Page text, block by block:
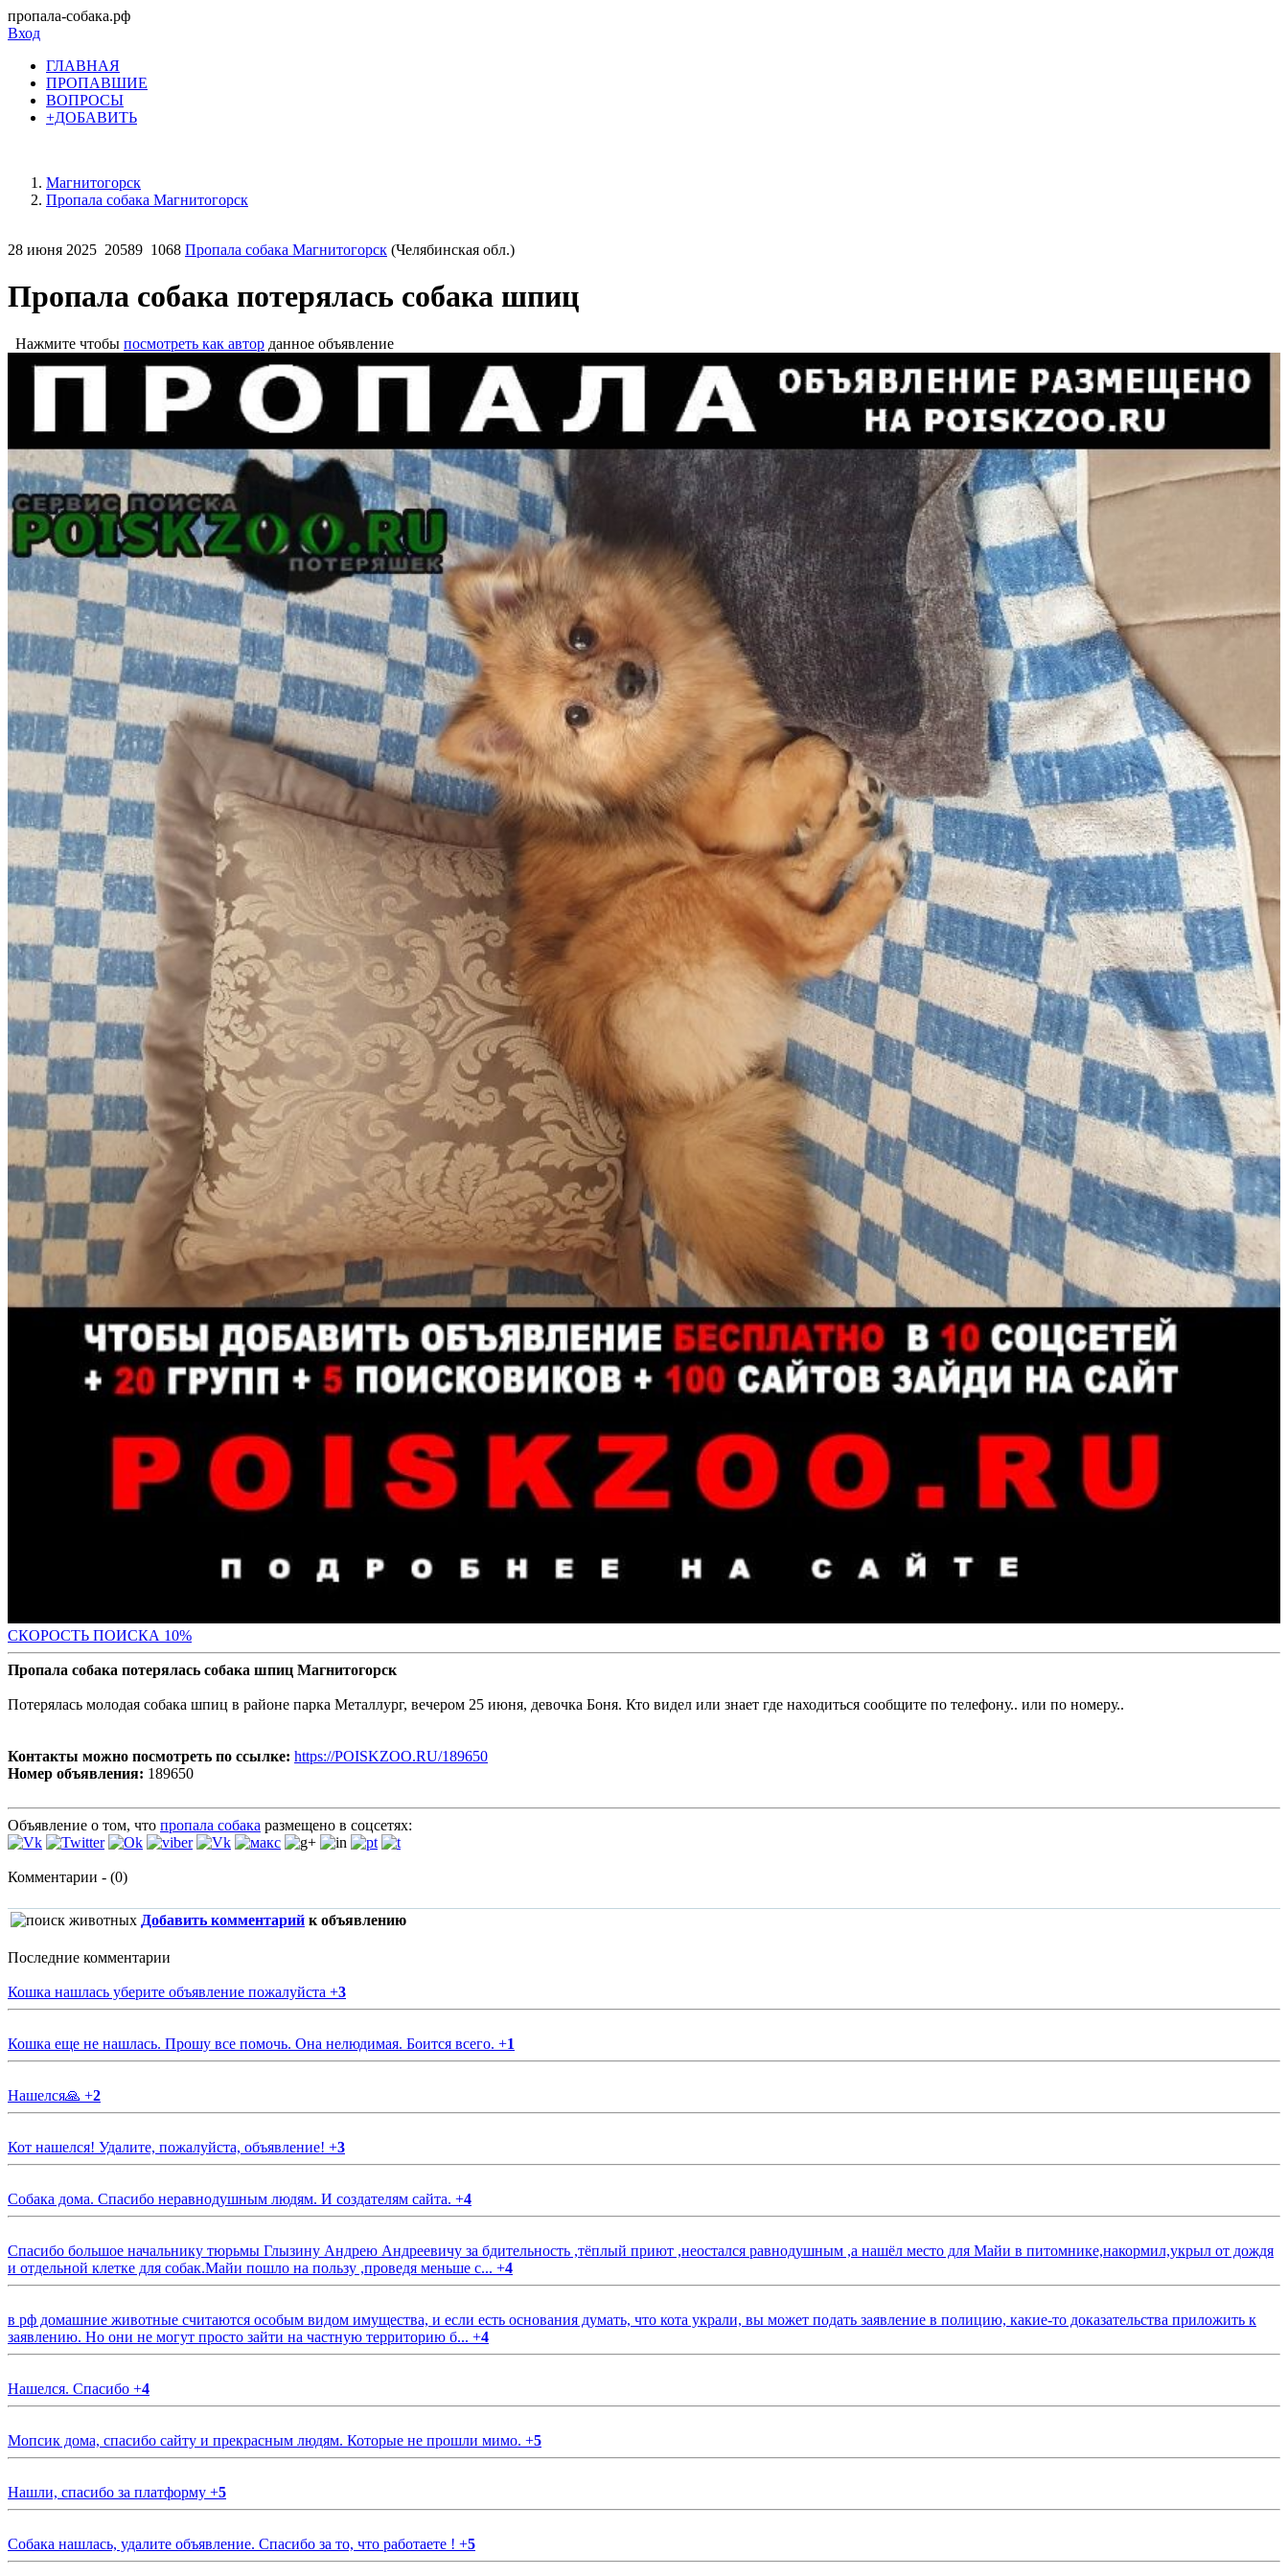
пропала-собака.рф
Вход
ГЛАВНАЯ
ПРОПАВШИЕ
ВОПРОСЫ
+ДОБАВИТЬ
Магнитогорск
Пропала собака Магнитогорск
28 июня 2025 20589 1068 Пропала собака Магнитогорск (Челябинская обл.)
Пропала собака потерялась собака шпиц
Нажмите чтобы посмотреть как автор данное объявление
СКОРОСТЬ ПОИСКА 10%
Пропала собака потерялась собака шпиц Магнитогорск
Потерялась молодая собака шпиц в районе парка Металлург, вечером 25 июня, девочка Боня. Кто видел или знает где находиться сообщите по телефону.. или по номеру..
Контакты можно посмотреть по ссылке: https://POISKZOO.RU/189650
Номер объявления: 189650
Объявление о том, что пропала собака размещено в соцсетях:
Комментарии - (0)
Добавить комментарий к объявлению
Последние комментарии
Кошка нашлась уберите объявление пожалуйста +3
Кошка еще не нашлась. Прошу все помочь. Она нелюдимая. Боится всего. +1
Нашелся🙏 +2
Кот нашелся! Удалите, пожалуйста, объявление! +3
Собака дома. Спасибо неравнодушным людям. И создателям сайта. +4
Спасибо большое начальнику тюрьмы Глызину Андрею Андреевичу за бдительность ,тёплый приют ,неостался равнодушным ,а нашёл место для Майи в питомнике,накормил,укрыл от дождя
и отдельной клетке для собак.Майи пошло на пользу ,проведя меньше с... +4
в рф домашние животные считаются особым видом имущества, и если есть основания думать, что кота украли, вы может подать заявление в полицию, какие-то доказательства приложить к
заявлению. Но они не могут просто зайти на частную территорию б... +4
Нашелся. Спасибо +4
Мопсик дома, спасибо сайту и прекрасным людям. Которые не прошли мимо. +5
Нашли, спасибо за платформу +5
Собака нашлась, удалите объявление. Спасибо за то, что работаете ! +5